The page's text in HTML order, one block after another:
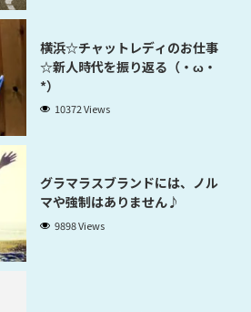
横浜☆チャットレディのお仕事
☆新人時代を振り返る（・ω・
*）
10372 Views
グラマラスブランドには、ノル
マや強制はありません♪
9898 Views